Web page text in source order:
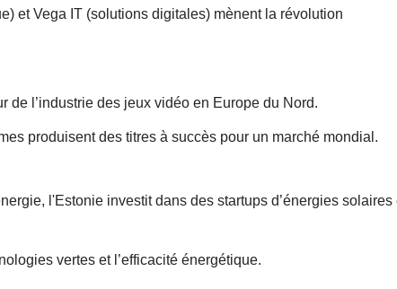
et Vega IT (solutions digitales) mènent la révolution
de l’industrie des jeux vidéo en Europe du Nord.
produisent des titres à succès pour un marché mondial.
l'Estonie investit dans des startups d’énergies solaires
vertes et l’efficacité énergétique.